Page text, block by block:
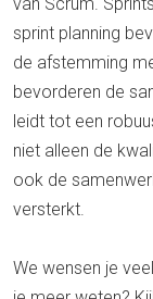
sprint planning
de afstemming
bevorderen de
leidt tot een
niet alleen de
ook de
versterkt.
We wensen je